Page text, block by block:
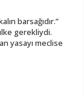
barsağıdır.”
gerekliydi.
yasayı meclise